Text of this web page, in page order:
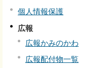
個人情報保護
広報
広報かみのかわ
広報配付物一覧